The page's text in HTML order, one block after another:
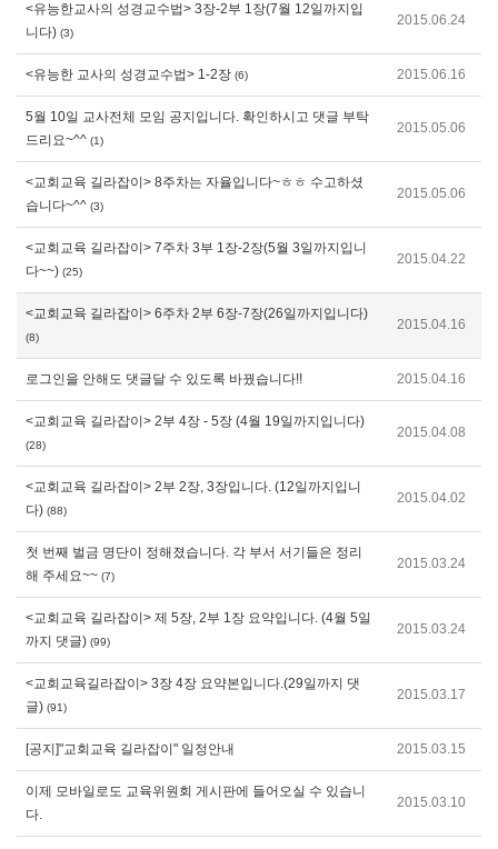
<유능한교사의 성경교수법> 3장-2부 1장(7월 12일까지입
니다) (3)
2015.06.24
<유능한 교사의 성경교수법> 1-2장 (6) 2015.06.16
5월 10일 교사전체 모임 공지입니다. 확인하시고 댓글 부탁
드리요~^^ (1)
2015.05.06
<교회교육 길라잡이> 8주차는 자율입니다~ㅎㅎ 수고하셨
습니다~^^ (3)
2015.05.06
<교회교육 길라잡이> 7주차 3부 1장-2장(5월 3일까지입니
다~~) (25)
2015.04.22
<교회교육 길라잡이> 6주차 2부 6장-7장(26일까지입니다)
(8)
2015.04.16
로그인을 안해도 댓글달 수 있도록 바꿨습니다!! 2015.04.16
<교회교육 길라잡이> 2부 4장 - 5장 (4월 19일까지입니다)
(28)
2015.04.08
<교회교육 길라잡이> 2부 2장, 3장입니다. (12일까지입니
다) (88)
2015.04.02
첫 번째 벌금 명단이 정해졌습니다. 각 부서 서기들은 정리
해 주세요~~ (7)
2015.03.24
<교회교육 길라잡이> 제 5장, 2부 1장 요약입니다. (4월 5일
까지 댓글) (99)
2015.03.24
<교회교육길라잡이> 3장 4장 요약본입니다.(29일까지 댓
글) (91)
2015.03.17
[공지]"교회교육 길라잡이" 일정안내 2015.03.15
이제 모바일로도 교육위원회 게시판에 들어오실 수 있습니
다.
2015.03.10